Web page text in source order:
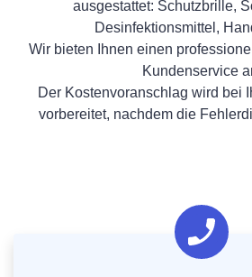
ausgestattet: Schutzbrille,
Desinfektionsmittel,
Wir bieten Ihnen einen
Kundenservice
Der Kostenvoranschlag wird bei
vorbereitet, nachdem die